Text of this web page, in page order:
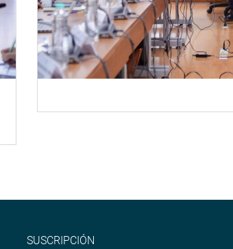
SUSCRIPCIÓN